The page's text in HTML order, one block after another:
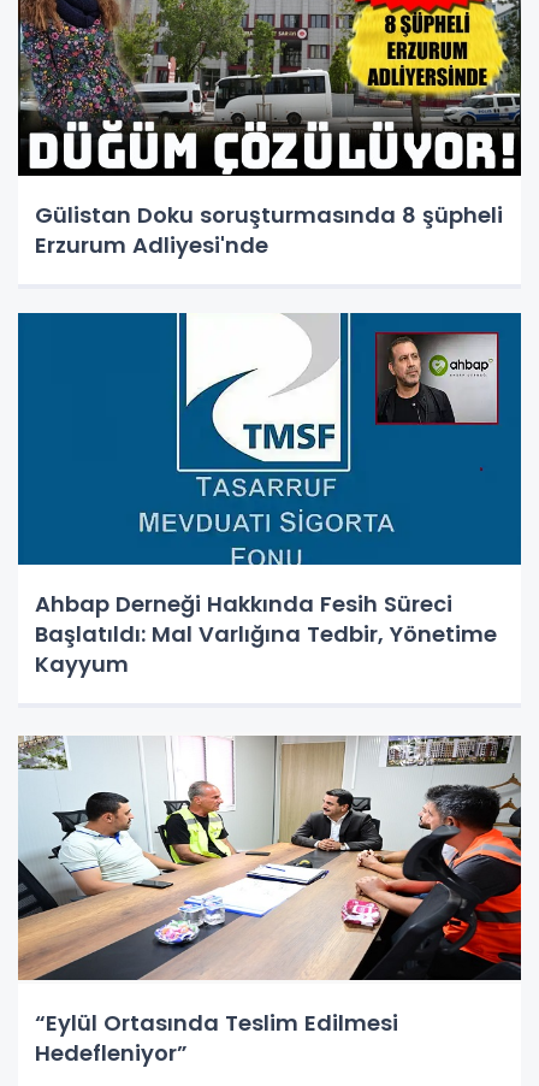
Gülistan Doku soruşturmasında 8 şüpheli
Erzurum Adliyesi'nde
Ahbap Derneği Hakkında Fesih Süreci
Başlatıldı: Mal Varlığına Tedbir, Yönetime
Kayyum
“Eylül Ortasında Teslim Edilmesi
Hedefleniyor”